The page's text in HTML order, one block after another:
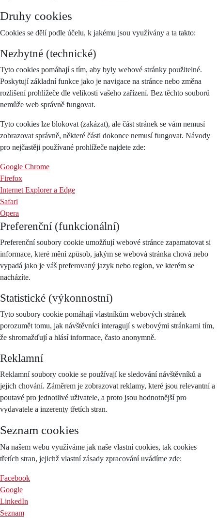
Druhy cookies
Cookies se dělí podle účelu, k jakému jsou využívány a ta takto:
Nezbytné (technické)
Tyto cookies pomáhají s tím, aby byly webové stránky použitelné.
Poskytují základní funkce jako je navigace na stránce nebo změna
rozlišení prohlížeče dle velikosti vašeho zařízení. Bez těchto souborů
nemůže web správně fungovat.
Tyto cookies lze blokovat (zakázat), ale část stránek se vám nemusí
zobrazovat správně, některé části dokonce nemusí fungovat. Návody
pro nejčastěji používané prohlížeče najdete zde:
Google Chrome
Firefox
Internet Explorer a Edge
Safari
Opera
Preferenční (funkcionální)
Preferenční soubory cookie umožňují webové stránce zapamatovat si
informace, které mění způsob, jakým se webová stránka chová nebo
vypadá jako je váš preferovaný jazyk nebo region, ve kterém se
nacházíte.
Statistické (výkonnostní)
Tyto soubory cookie pomáhají vlastníkům webových stránek
porozumět tomu, jak návštěvníci interagují s webovými stránkami tím,
že shromažďují a hlásí informace, často anonymně.
Reklamní
Reklamní soubory cookie se používají ke sledování návštěvníků a
jejich chování. Záměrem je zobrazovat reklamy, které jsou relevantní a
poutavé pro jednotlivé uživatele, a proto jsou hodnotnější pro
vydavatele a inzerenty třetích stran.
Seznam cookies
Na našem webu využíváme jak naše vlastní cookies, tak cookies
třetích stran, jejichž vlastní zásady zpracování uvádíme zde:
Facebook
Google
LinkedIn
Seznam